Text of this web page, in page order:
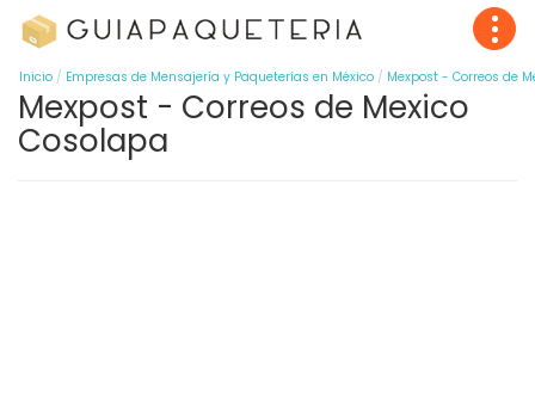
Inicio Empresas de Mensajería y Paqueterías en México Mexpost - Correos de
Mexpost - Correos de Mexico
Cosolapa